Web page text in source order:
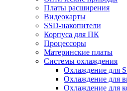
Платы расширения
Видеокарты
SSD-накопители
Корпуса для ПК
Процессоры
Материнские платы
Системы охлаждения
Охлаждение для
Охлаждение для
Охлаждение для